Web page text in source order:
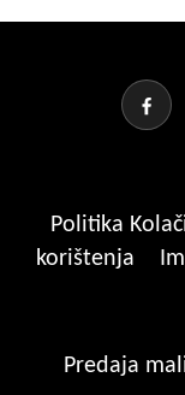
Politika
korištenja
Predaja